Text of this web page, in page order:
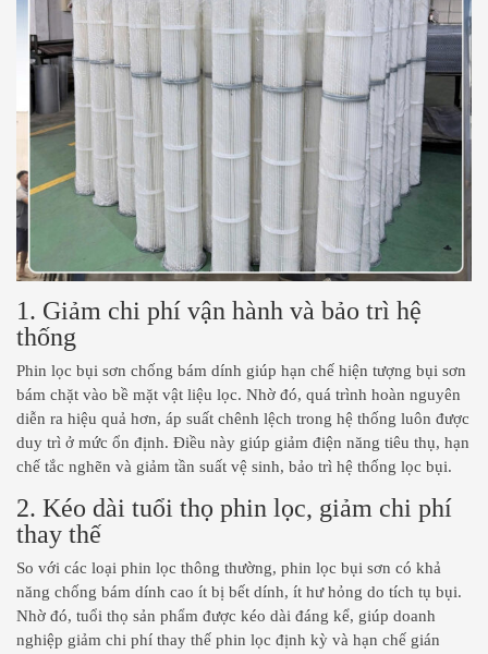
1. Giảm chi phí vận hành và bảo trì hệ
thống
Phin lọc bụi sơn chống bám dính giúp hạn chế hiện tượng bụi sơn
bám chặt vào bề mặt vật liệu lọc. Nhờ đó, quá trình hoàn nguyên
diễn ra hiệu quả hơn, áp suất chênh lệch trong hệ thống luôn được
duy trì ở mức ổn định. Điều này giúp giảm điện năng tiêu thụ, hạn
chế tắc nghẽn và giảm tần suất vệ sinh, bảo trì hệ thống lọc bụi.
2. Kéo dài tuổi thọ phin lọc, giảm chi phí
thay thế
So với các loại phin lọc thông thường, phin lọc bụi sơn có khả
năng chống bám dính cao ít bị bết dính, ít hư hỏng do tích tụ bụi.
Nhờ đó, tuổi thọ sản phẩm được kéo dài đáng kể, giúp doanh
nghiệp giảm chi phí thay thế phin lọc định kỳ và hạn chế gián